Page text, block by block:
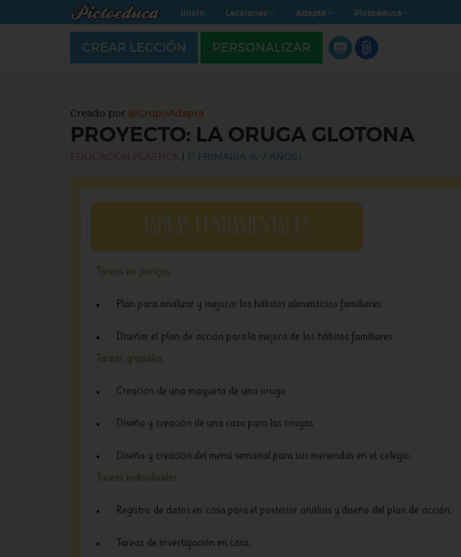
Inicio Lecciones Adapta Pictoeduca
CREAR LECCIÓN PERSONALIZAR
Creado por @GrupoAdapta
PROYECTO: LA ORUGA GLOTONA
EDUCACIÓN PLÁSTICA 1º PRIMARIA (6-7 AÑOS)